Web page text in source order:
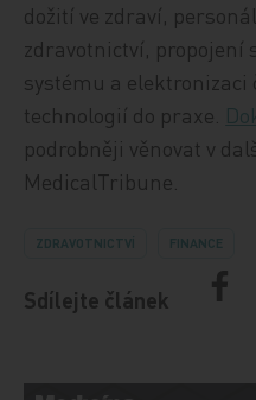
dožití ve zdraví,
zdravotnictví, propojení
systému a elektronizaci
technologií do praxe.
podrobněji věnovat v
MedicalTribune.
ZDRAVOTNICTVÍ FINANCE
Sdílejte článek